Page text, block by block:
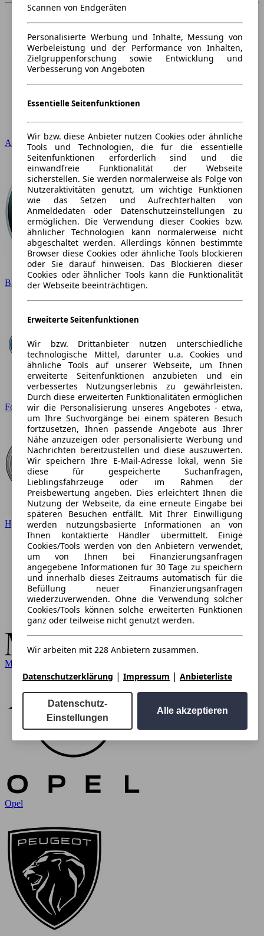
Audi
BMW
Ford
Hyundai
Mercedes-Benz
Opel
Scannen von Endgeräten
Personalisierte Werbung und Inhalte, Messung von
Werbeleistung und der Performance von Inhalten,
Zielgruppenforschung sowie Entwicklung und
Verbesserung von Angeboten
Essentielle Seitenfunktionen
Wir bzw. diese Anbieter nutzen Cookies oder ähnliche
Tools und Technologien, die für die essentielle
Seitenfunktionen erforderlich sind und die
einwandfreie Funktionalität der Webseite
sicherstellen. Sie werden normalerweise als Folge von
Nutzeraktivitäten genutzt, um wichtige Funktionen
wie das Setzen und Aufrechterhalten von
Anmeldedaten oder Datenschutzeinstellungen zu
ermöglichen. Die Verwendung dieser Cookies bzw.
ähnlicher Technologien kann normalerweise nicht
abgeschaltet werden. Allerdings können bestimmte
Browser diese Cookies oder ähnliche Tools blockieren
oder Sie darauf hinweisen. Das Blockieren dieser
Cookies oder ähnlicher Tools kann die Funktionalität
der Webseite beeinträchtigen.
Erweiterte Seitenfunktionen
Wir bzw. Drittanbieter nutzen unterschiedliche
technologische Mittel, darunter u.a. Cookies und
ähnliche Tools auf unserer Webseite, um Ihnen
erweiterte Seitenfunktionen anzubieten und ein
verbessertes Nutzungserlebnis zu gewährleisten.
Durch diese erweiterten Funktionalitäten ermöglichen
wir die Personalisierung unseres Angebotes - etwa,
um Ihre Suchvorgänge bei einem späteren Besuch
fortzusetzen, Ihnen passende Angebote aus Ihrer
Nähe anzuzeigen oder personalisierte Werbung und
Nachrichten bereitzustellen und diese auszuwerten.
Wir speichern Ihre E-Mail-Adresse lokal, wenn Sie
diese für gespeicherte Suchanfragen,
Lieblingsfahrzeuge oder im Rahmen der
Preisbewertung angeben. Dies erleichtert Ihnen die
Nutzung der Webseite, da eine erneute Eingabe bei
späteren Besuchen entfällt. Mit Ihrer Einwilligung
werden nutzungsbasierte Informationen an von
Ihnen kontaktierte Händler übermittelt. Einige
Cookies/Tools werden von den Anbietern verwendet,
um von Ihnen bei Finanzierungsanfragen
angegebene Informationen für 30 Tage zu speichern
und innerhalb dieses Zeitraums automatisch für die
Befüllung neuer Finanzierungsanfragen
wiederzuverwenden. Ohne die Verwendung solcher
Cookies/Tools können solche erweiterten Funktionen
ganz oder teilweise nicht genutzt werden.
Wir arbeiten mit 228 Anbietern zusammen.
Datenschutzerklärung | Impressum | Anbieterliste
Datenschutz-
Einstellungen
Alle akzeptieren